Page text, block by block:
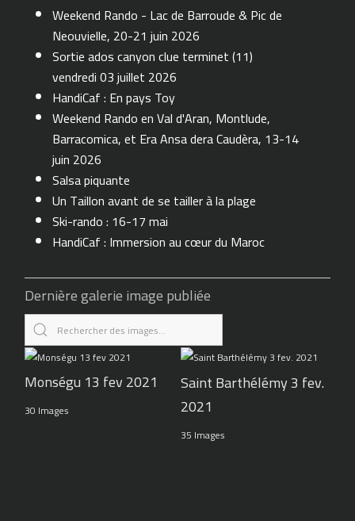
Weekend Rando - Lac de Barroude & Pic de
Neouvielle, 20-21 juin 2026
Sortie ados canyon clue terminet (11)
vendredi 03 juillet 2026
HandiCaf : En pays Toy
Weekend Rando en Val d'Aran, Montlude,
Barracomica, et Era Ansa dera Caudèra, 13-14
juin 2026
Salsa piquante
Un Taillon avant de se tailler à la plage
Ski-rando : 16-17 mai
HandiCaf : Immersion au cœur du Maroc
Dernière galerie image publiée
Monségu 13 fev 2021
30 Images
Saint Barthélémy 3 fev.
2021
35 Images